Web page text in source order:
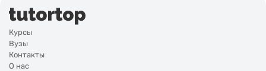
Курсы
Вузы
Контакты
О нас